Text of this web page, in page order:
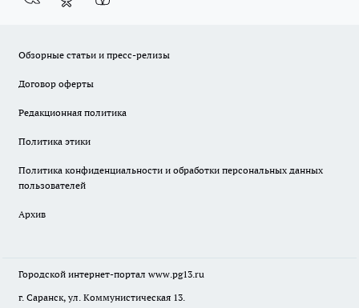
Обзорные статьи и пресс-релизы
Договор оферты
Редакционная политика
Политика этики
Политика конфиденциальности и обработки персональных данных
пользователей
Архив
Городской интернет-портал www.pg13.ru
г. Саранск, ул. Коммунистическая 13.